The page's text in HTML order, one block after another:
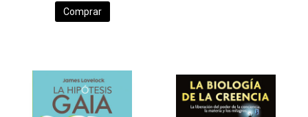
Comprar